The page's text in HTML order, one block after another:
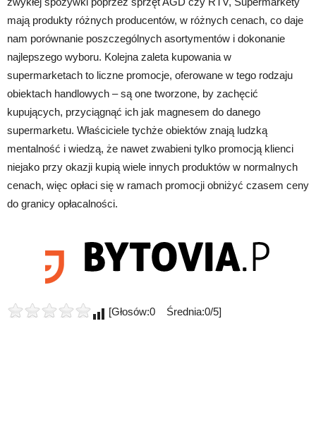
mają produkty różnych producentów, w różnych cenach, co daje
nam porównanie poszczególnych asortymentów i dokonanie
najlepszego wyboru. Kolejna zaleta kupowania w
supermarketach to liczne promocje, oferowane w tego rodzaju
obiektach handlowych – są one tworzone, by zachęcić
kupujących, przyciągnąć ich jak magnesem do danego
supermarketu. Właściciele tychże obiektów znają ludzką
mentalność i wiedzą, że nawet zwabieni tylko promocją klienci
niejako przy okazji kupią wiele innych produktów w normalnych
cenach, więc opłaci się w ramach promocji obniżyć czasem ceny
do granicy opłacalności.
[Głosów:0 Średnia:0/5]